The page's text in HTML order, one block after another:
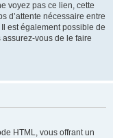
voyez pas ce lien, cette
d’attente nécessaire entre
est également possible de
vous de le faire
HTML, vous offrant un